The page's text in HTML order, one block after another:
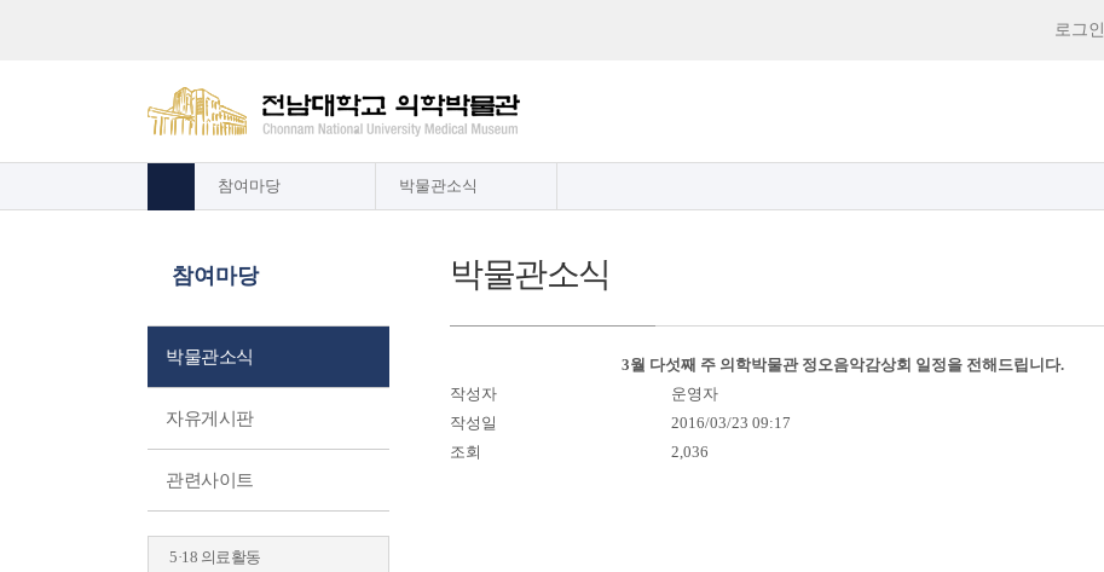
로그인
참여마당 박물관소식
참여마당
박물관소식
자유게시판
관련사이트
5·18 의료활동
박물관소식
3월 다섯째 주 의학박물관 정오음악감상회 일정을 전해드립니다.
작성자
운영자
작성일
2016/03/23 09:17
조회
2,036